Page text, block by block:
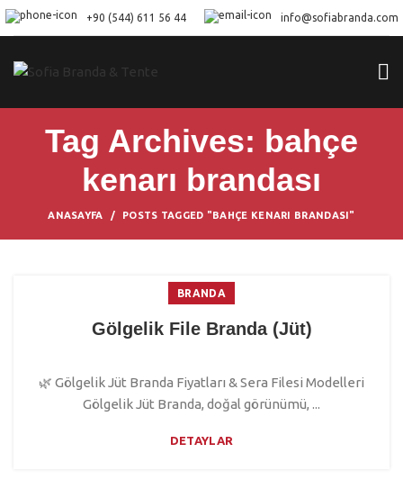
+90 (544) 611 56 44 info@sofiabranda.com
Tag Archives: bahçe
kenarı brandası
ANASAYFA POSTS TAGGED "BAHÇE KENARI BRANDASI"
BRANDA
Gölgelik File Branda (Jüt)
🌿 Gölgelik Jüt Branda Fiyatları & Sera Filesi Modelleri
Gölgelik Jüt Branda, doğal görünümü, ...
DETAYLAR